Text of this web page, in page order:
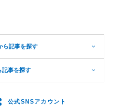
記事を探す
事を探す
公式SNSアカウント